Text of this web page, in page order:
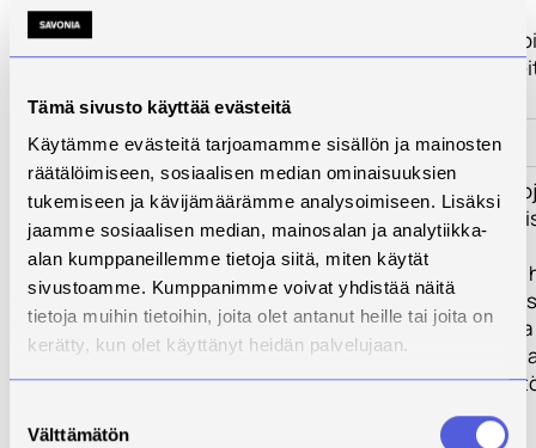
Tämä sivusto käyttää evästeitä
Käytämme evästeitä tarjoamamme sisällön ja mainosten
räätälöimiseen, sosiaalisen median ominaisuuksien
tukemiseen ja kävijämäärämme analysoimiseen. Lisäksi
jaamme sosiaalisen median, mainosalan ja analytiikka-
alan kumppaneillemme tietoja siitä, miten käytät
sivustoamme. Kumppanimme voivat yhdistää näitä
tietoja muihin tietoihin, joita olet antanut heille tai joita on
kerätty, kun olet käyttänyt heidän palvelujaan.
valinta
Välttämätön
järven tai
Toimenpiteet
Tulokset
LakeAdmin –
aikovat:
- Jakaa ja siirtää
hoidon ja
käytäntöjä,
parempi veden
vesistöjen
- Tehdä